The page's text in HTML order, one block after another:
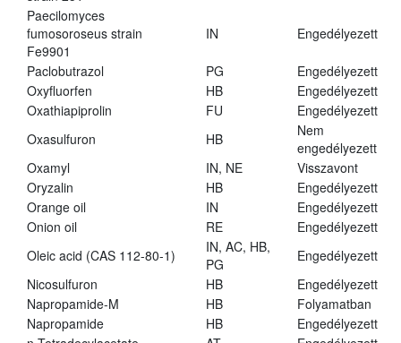
Paecilomyces
fumosoroseus strain
Fe9901
IN Engedélyezett
Paclobutrazol PG
Engedélyezett
Oxyfluorfen
HB
Engedélyezett
Oxathiapiprolin
FU
Engedélyezett
Oxasulfuron
HB
Nem
engedélyezett
Oxamyl
IN, NE
Visszavont
Oryzalin
HB
Engedélyezett
Orange oil
IN
Engedélyezett
Onion oil
RE
Engedélyezett
Oleic acid (CAS 112-80-1)
IN, AC, HB,
PG
Engedélyezett
Nicosulfuron
HB
Engedélyezett
Napropamide-M
HB
Folyamatban
Napropamide
HB
Engedélyezett